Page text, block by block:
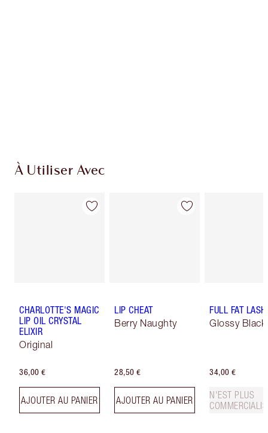
À Utiliser Avec
CHARLOTTE'S MAGIC
LIP OIL CRYSTAL
ELIXIR
Original
36,00 €
AJOUTER AU PANIER
LIP CHEAT
Berry Naughty
28,50 €
AJOUTER AU PANIER
FULL FAT
Glossy Black
34,00 €
N'EST PLUS